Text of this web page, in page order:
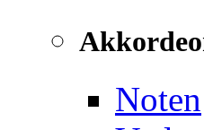
Noten